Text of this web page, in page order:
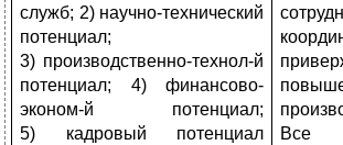
служб; 2) научно-технический
потенциал;
3) производственно-технол-й
потенциал; 4) финансово-
эконом-й потенциал;
5) кадровый потенциал
Все